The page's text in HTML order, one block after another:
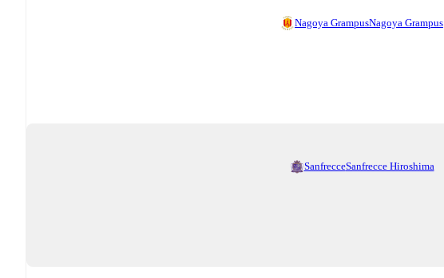
Nagoya GrampusNagoya Grampus
SanfrecceSanfrecce Hiroshima